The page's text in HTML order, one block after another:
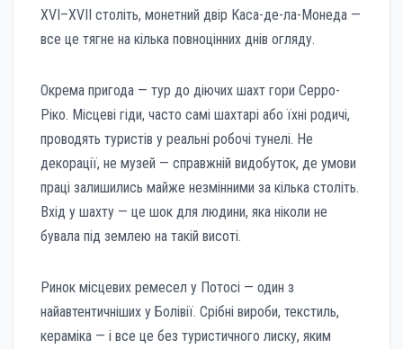
XVI–XVII століть, монетний двір Каса-де-ла-Монеда —
все це тягне на кілька повноцінних днів огляду.
Окрема пригода — тур до діючих шахт гори Серро-
Рікo. Місцеві гіди, часто самі шахтарі або їхні родичі,
проводять туристів у реальні робочі тунелі. Не
декорації, не музей — справжній видобуток, де умови
праці залишились майже незмінними за кілька століть.
Вхід у шахту — це шок для людини, яка ніколи не
бувала під землею на такій висоті.
Ринок місцевих ремесел у Потосі — один з
найавтентичніших у Болівії. Срібні вироби, текстиль,
кераміка — і все це без туристичного лиску, яким